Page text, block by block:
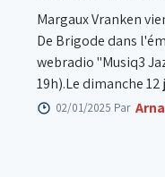
Margaux Vranken
De Brigode dans
webradio "Musiq3
19h).Le dimanche 12
02/01/2025 Par